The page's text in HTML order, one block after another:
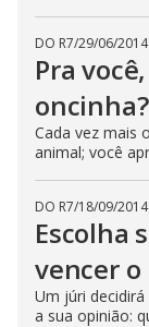
DO R7/29/06/2014
Pra
oncinha?
Cada vez mais
animal; você
DO R7/18/09/2014
Escolha
vencer o
Um júri
a sua opinião: